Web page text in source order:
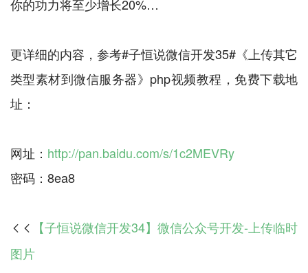
你的功力将至少增长20%…
更详细的内容，参考#子恒说微信开发35#《上传其它
类型素材到微信服务器》php视频教程，免费下载地
址：
网址： http://pan.baidu.com/s/1c2MEVRy

【子恒说微信开发34】微信公众号开发-上传临时
图片